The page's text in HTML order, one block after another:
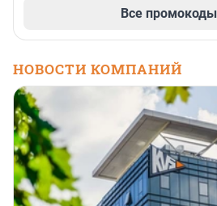
Все промокоды
НОВОСТИ КОМПАНИЙ